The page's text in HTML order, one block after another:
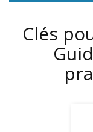
Clés